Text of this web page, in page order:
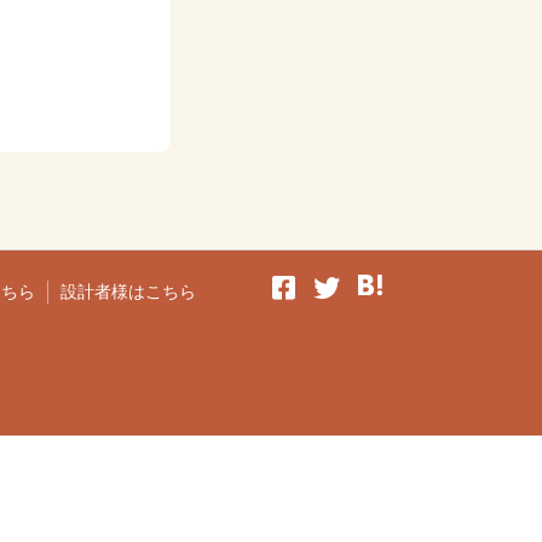
ら
設計者様はこちら